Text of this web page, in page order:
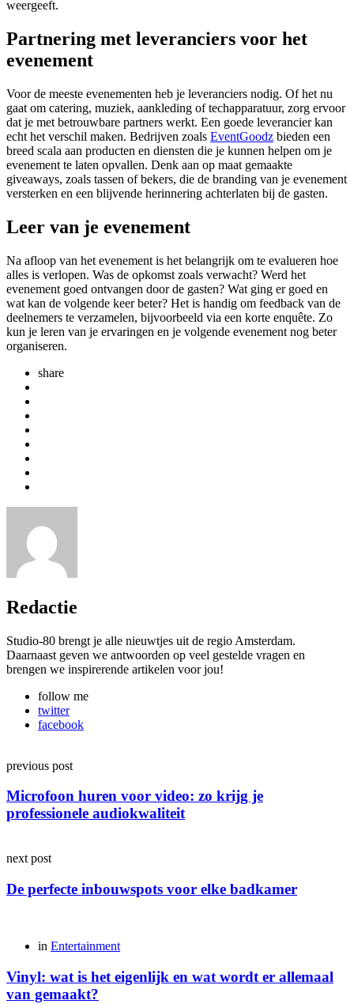
weergeeft.
Partnering met leveranciers voor het
evenement
Voor de meeste evenementen heb je leveranciers nodig. Of het nu
gaat om catering, muziek, aankleding of techapparatuur, zorg ervoor
dat je met betrouwbare partners werkt. Een goede leverancier kan
echt het verschil maken. Bedrijven zoals EventGoodz bieden een
breed scala aan producten en diensten die je kunnen helpen om je
evenement te laten opvallen. Denk aan op maat gemaakte
giveaways, zoals tassen of bekers, die de branding van je evenement
versterken en een blijvende herinnering achterlaten bij de gasten.
Leer van je evenement
Na afloop van het evenement is het belangrijk om te evalueren hoe
alles is verlopen. Was de opkomst zoals verwacht? Werd het
evenement goed ontvangen door de gasten? Wat ging er goed en
wat kan de volgende keer beter? Het is handig om feedback van de
deelnemers te verzamelen, bijvoorbeeld via een korte enquête. Zo
kun je leren van je ervaringen en je volgende evenement nog beter
organiseren.
share
Redactie
Studio-80 brengt je alle nieuwtjes uit de regio Amsterdam.
Daarnaast geven we antwoorden op veel gestelde vragen en
brengen we inspirerende artikelen voor jou!
follow me
twitter
facebook
navigation
previous post
Microfoon huren voor video: zo krijg je
professionele audiokwaliteit
next post
De perfecte inbouwspots voor elke badkamer
Posted
in Entertainment
Vinyl: wat is het eigenlijk en wat wordt er allemaal
van gemaakt?